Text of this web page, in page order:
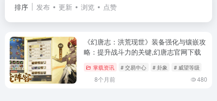
排序 发布 更新 浏览 点赞
《幻唐志：洪荒现世》装备强化与镶嵌攻
略：提升战斗力的关键,幻唐志官网下载
掌载资讯 # 交易中心 # 卦象 # 威望等级
8个月前 480